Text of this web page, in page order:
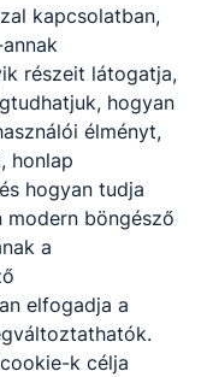
kapcsolatban,
részeit látogatja,
hogyan
élményt,
honlap
hogyan tudja
böngésző
a
elfogadja a
k célja